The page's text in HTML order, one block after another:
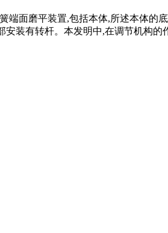
端面磨平装置,包括本体,所述本体
装有转杆。本发明中,在调节机构的